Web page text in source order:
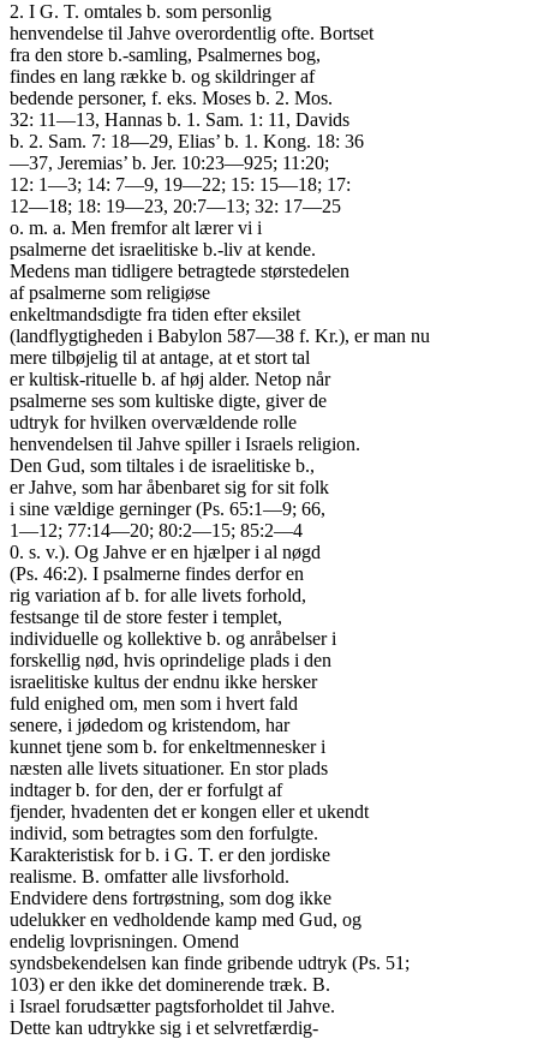
2. I G. T. omtales b. som personlig
henvendelse til Jahve overordentlig ofte. Bortset
fra den store b.-samling, Psalmernes bog,
findes en lang række b. og skildringer af
bedende personer, f. eks. Moses b. 2. Mos.
32: 11—13, Hannas b. 1. Sam. 1: 11, Davids
b. 2. Sam. 7: 18—29, Elias’ b. 1. Kong. 18: 36
—37, Jeremias’ b. Jer. 10:23—925; 11:20;
12: 1—3; 14: 7—9, 19—22; 15: 15—18; 17:
12—18; 18: 19—23, 20:7—13; 32: 17—25
o. m. a. Men fremfor alt lærer vi i
psalmerne det israelitiske b.-liv at kende.
Medens man tidligere betragtede størstedelen
af psalmerne som religiøse
enkeltmandsdigte fra tiden efter eksilet
(landflygtigheden i Babylon 587—38 f. Kr.), er man nu
mere tilbøjelig til at antage, at et stort tal
er kultisk-rituelle b. af høj alder. Netop når
psalmerne ses som kultiske digte, giver de
udtryk for hvilken overvældende rolle
henvendelsen til Jahve spiller i Israels religion.
Den Gud, som tiltales i de israelitiske b.,
er Jahve, som har åbenbaret sig for sit folk
i sine vældige gerninger (Ps. 65:1—9; 66,
1—12; 77:14—20; 80:2—15; 85:2—4
0. s. v.). Og Jahve er en hjælper i al nøgd
(Ps. 46:2). I psalmerne findes derfor en
rig variation af b. for alle livets forhold,
festsange til de store fester i templet,
individuelle og kollektive b. og anråbelser i
forskellig nød, hvis oprindelige plads i den
israelitiske kultus der endnu ikke hersker
fuld enighed om, men som i hvert fald
senere, i jødedom og kristendom, har
kunnet tjene som b. for enkeltmennesker i
næsten alle livets situationer. En stor plads
indtager b. for den, der er forfulgt af
fjender, hvadenten det er kongen eller et ukendt
individ, som betragtes som den forfulgte.
Karakteristisk for b. i G. T. er den jordiske
realisme. B. omfatter alle livsforhold.
Endvidere dens fortrøstning, som dog ikke
udelukker en vedholdende kamp med Gud, og
endelig lovprisningen. Omend
syndsbekendelsen kan finde gribende udtryk (Ps. 51;
103) er den ikke det dominerende træk. B.
i Israel forudsætter pagtsforholdet til Jahve.
Dette kan udtrykke sig i et selvretfærdig-